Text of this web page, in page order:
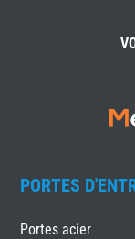
PORTES
Portes acier